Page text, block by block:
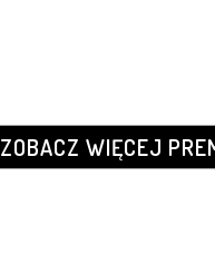
ZOBACZ WIĘCEJ